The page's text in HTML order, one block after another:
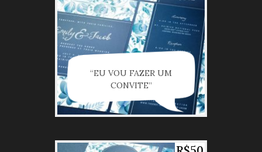
“EU VOU FAZER UM
CONVITE”